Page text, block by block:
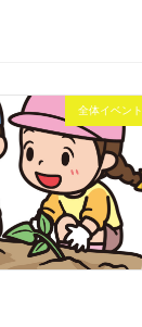
全体イベント